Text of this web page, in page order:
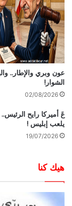
عون وبري والإطار..
الشوار!
02/08/2026
عَ أميركا رايح الرئيس..
يلعب إبليس !
19/07/2026
هيك كنا